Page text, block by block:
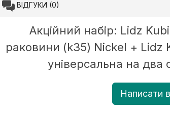
ВІДГУКИ (0)
Акційний набір: Lidz
раковини (k35) Nickel + Lidz
універсальна на
Написати